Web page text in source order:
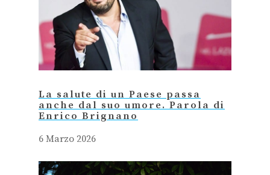
La salute di un Paese passa
anche dal suo umore. Parola di
Enrico Brignano
6 Marzo 2026